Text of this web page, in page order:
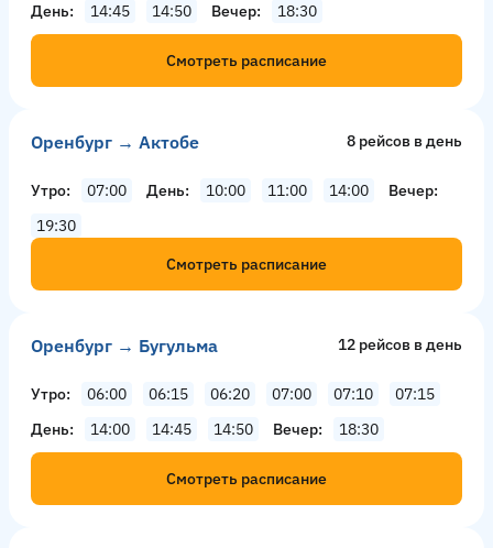
День
14:45 14:50 Вечер 18:30
Смотреть расписание
Оренбург → Актобе 8 рейсов в день
Утро 07:00 День 10:00 11:00 14:00
Вечер
19:30
Смотреть расписание
Оренбург → Бугульма 12 рейсов в день
Утро 06:00 06:15 06:20 07:00 07:10
07:15
День
14:00 14:45 14:50 Вечер 18:30
Смотреть расписание